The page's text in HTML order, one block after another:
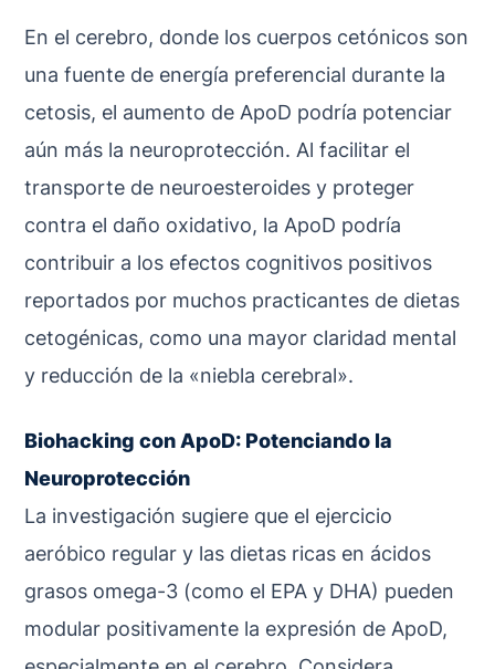
En el cerebro, donde los cuerpos cetónicos son
una fuente de energía preferencial durante la
cetosis, el aumento de ApoD podría potenciar
aún más la neuroprotección. Al facilitar el
transporte de neuroesteroides y proteger
contra el daño oxidativo, la ApoD podría
contribuir a los efectos cognitivos positivos
reportados por muchos practicantes de dietas
cetogénicas, como una mayor claridad mental
y reducción de la «niebla cerebral».
Biohacking con ApoD: Potenciando la
Neuroprotección
La investigación sugiere que el ejercicio
aeróbico regular y las dietas ricas en ácidos
grasos omega-3 (como el EPA y DHA) pueden
modular positivamente la expresión de ApoD,